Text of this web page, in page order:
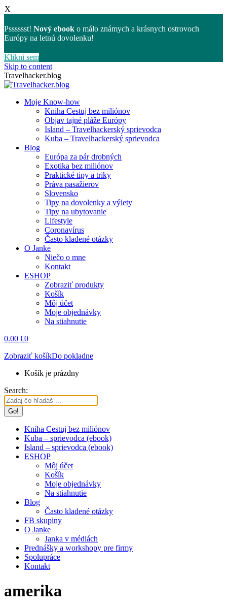
X
Psssssst! Nový ebook o málo známych a krásnych ostrovoch
Európy na letnú dovolenku!
Klikni sem
Skip to content
Travelhacker.blog
Moje Know-how
Kniha Cestuj bez miliónov
Objav tajné pláže Európy
Island – Travelhackerský sprievodca
Kuba – Travelhackerský sprievodca
Blog
Európa za pár drobných
Exotika bez miliónov
Praktické tipy a triky
Práva pasažierov
Slovensko
Tipy na dovolenky a výlety
Tipy na ubytovanie
Lifestyle
Coronavírus
Často kladené otázky
O Janke
Niečo o mne
Kontakt
ESHOP
Zobraziť produkty
Košík
Môj účet
Moje objednávky
Na stiahnutie
0.00 €0
Zobraziť košíkDo pokladne
Košík je prázdny
Search:
Kniha Cestuj bez miliónov
Kuba – sprievodca (ebook)
Island – sprievodca (ebook)
ESHOP
Môj účet
Košík
Moje objednávky
Na stiahnutie
Blog
Často kladené otázky
FB skupiny
O Janke
Janka v médiách
Prednášky a workshopy pre firmy
Spolupráce
Kontakt
amerika